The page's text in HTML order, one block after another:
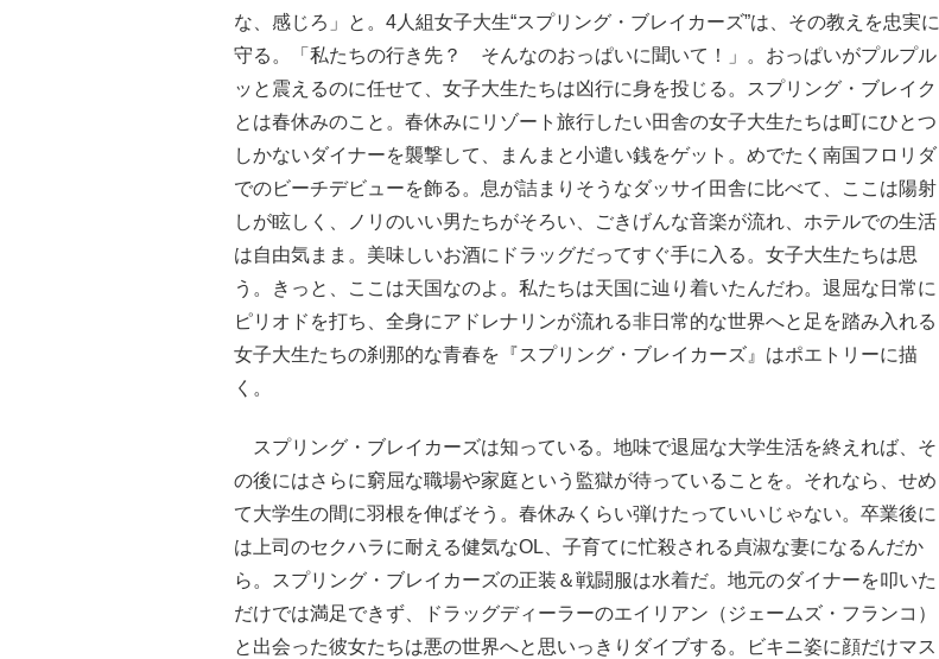
な、感じろ」と。4人組女子大生“スプリング・ブレイカーズ”は、その教えを忠実に
守る。「私たちの行き先？ そんなのおっぱいに聞いて！」。おっぱいがプルプル
ッと震えるのに任せて、女子大生たちは凶行に身を投じる。スプリング・ブレイク
とは春休みのこと。春休みにリゾート旅行したい田舎の女子大生たちは町にひとつ
しかないダイナーを襲撃して、まんまと小遣い銭をゲット。めでたく南国フロリダ
でのビーチデビューを飾る。息が詰まりそうなダッサイ田舎に比べて、ここは陽射
しが眩しく、ノリのいい男たちがそろい、ごきげんな音楽が流れ、ホテルでの生活
は自由気まま。美味しいお酒にドラッグだってすぐ手に入る。女子大生たちは思
う。きっと、ここは天国なのよ。私たちは天国に辿り着いたんだわ。退屈な日常に
ピリオドを打ち、全身にアドレナリンが流れる非日常的な世界へと足を踏み入れる
女子大生たちの刹那的な青春を『スプリング・ブレイカーズ』はポエトリーに描
く。
スプリング・ブレイカーズは知っている。地味で退屈な大学生活を終えれば、そ
の後にはさらに窮屈な職場や家庭という監獄が待っていることを。それなら、せめ
て大学生の間に羽根を伸ばそう。春休みくらい弾けたっていいじゃない。卒業後に
は上司のセクハラに耐える健気なOL、子育てに忙殺される貞淑な妻になるんだか
ら。スプリング・ブレイカーズの正装＆戦闘服は水着だ。地元のダイナーを叩いた
だけでは満足できず、ドラッグディーラーのエイリアン（ジェームズ・フランコ）
と出会った彼女たちは悪の世界へと思いっきりダイブする。ビキニ姿に顔だけマス